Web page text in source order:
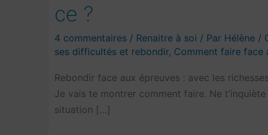
ce ?
4 commentaires / Renaitre à soi / Par Hélène /
ses difficultés et rebondir, Comment faire face
Rebondir face aux épreuves : avec les
Je vais te montrer comment faire. Ne
situation […]